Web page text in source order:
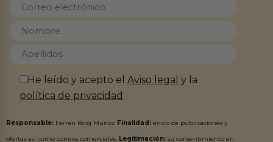
He leído y acepto elAviso legal y la
política de privacidad
Responsable: Ferran Roig Muñoz Finalidad: envío de publicaciones y
ofertas así como correos comerciales. Legitimación: su consentimiento en